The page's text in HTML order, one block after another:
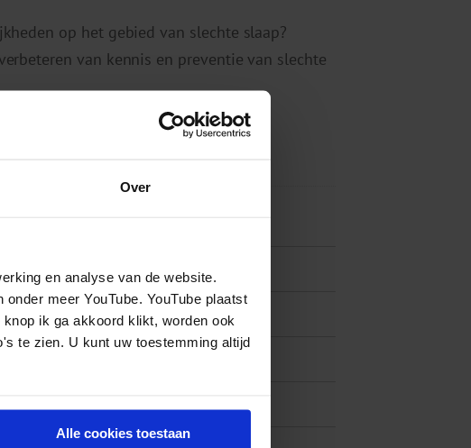
Over
en analyse van de website.
meer YouTube. YouTube plaatst
ik ga akkoord klikt, worden ook
te zien. U kunt uw toestemming altijd
Alle cookies toestaan
op het gebied van slechte slaap?
van kennis en preventie van slechte